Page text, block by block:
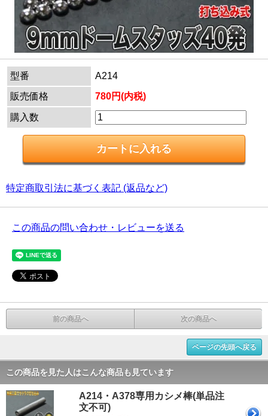
型番
A214
販売価格
780円(内税)
購入数
特定商取引法に基づく表記 (返品など)
この商品の問い合わせ・レビューを送る
前の商品へ 次の商品へ
ページの先頭へ戻る
この商品を見た人はこんな商品も見ています
A214・A378専用カシメ棒(単品注
文不可)